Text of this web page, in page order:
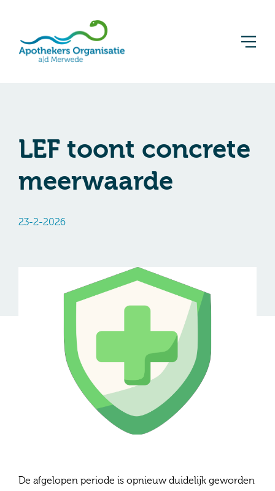
LEF toont concrete
meerwaarde
23-2-2026
De afgelopen periode is opnieuw duidelijk geworden